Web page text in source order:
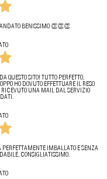
ANDATO BENISSIMO 👏👏👏
QUESTO SITO! TUTTO PERFETTO,
HO DOVUTO EFFETTUARE IL RESO
UNA MAIL DAL SERVIZIO
PERFETTAMENTE IMBALLATO E SENZA
CONSIGLIATISSIMO.